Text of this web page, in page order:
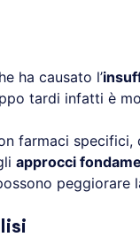
ha causato l’
tardi infatti è
farmaci
approcci
peggiorare